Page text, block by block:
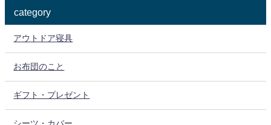
category
アウトドア寝具
お布団のこと
ギフト・プレゼント